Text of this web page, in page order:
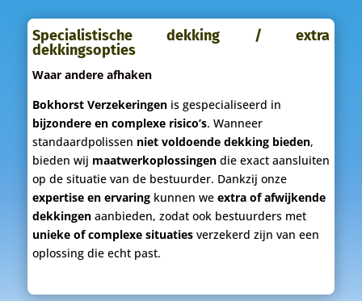
Specialistische dekking / extra
dekkingsopties
Waar andere afhaken
Bokhorst Verzekeringenis gespecialiseerd in
bijzondere en complexe risico’s. Wanneer
standaardpolissen niet voldoende dekking bieden,
bieden wij maatwerkoplossingendie exact aansluiten
op de situatie van de bestuurder. Dankzij onze
expertise en ervaringkunnen we extra of afwijkende
dekkingenaanbieden, zodat ook bestuurders met
unieke of complexe situatiesverzekerd zijn van een
oplossing die echt past.